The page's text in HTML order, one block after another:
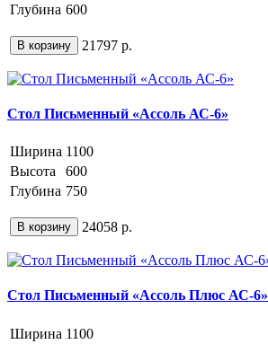
Глубина 600
В корзину 21797 р.
Стол Письменный «Ассоль АС-6»
Ширина 1100
Высота
600
Глубина 750
В корзину 24058 р.
Стол Письменный «Ассоль Плюс АС-6»
Ширина 1100